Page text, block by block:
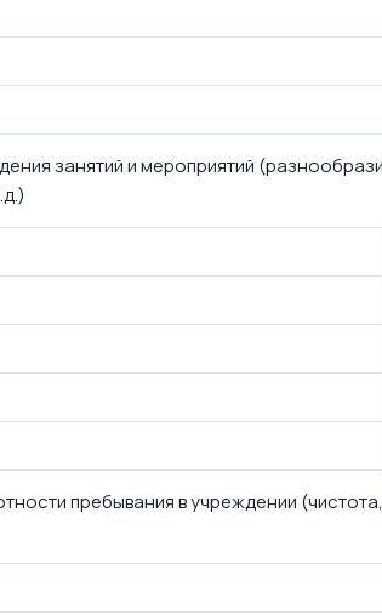
занятий и мероприятий
пребывания в учреждении